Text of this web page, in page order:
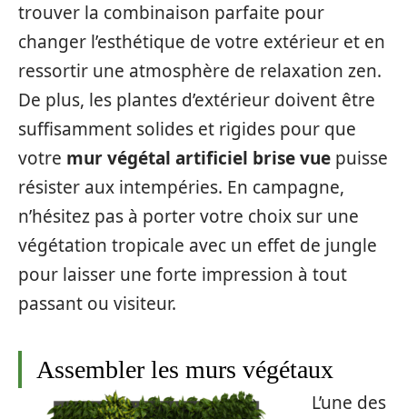
trouver la combinaison parfaite pour
changer l’esthétique de votre extérieur et en
ressortir une atmosphère de relaxation zen.
De plus, les plantes d’extérieur doivent être
suffisamment solides et rigides pour que
votre mur végétal artificiel brise vue puisse
résister aux intempéries. En campagne,
n’hésitez pas à porter votre choix sur une
végétation tropicale avec un effet de jungle
pour laisser une forte impression à tout
passant ou visiteur.
Assembler les murs végétaux
L’une des